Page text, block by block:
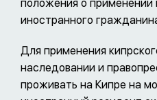
положения о применении
иностранного
Для применения
наследовании и
проживать на Кипре на